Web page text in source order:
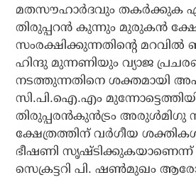
മതസൗഹാർദവും തകർക്കുക
തിരുപ്പറൻ കുന്നും മുരുകൻ
സംരക്ഷിക്കുന്നതിൻ്റെ മറവിൽ
ഹിന്ദു മുന്നണിയും വ്യാജ
നടത്തുന്നതിനെ ശക്തമായി
സി.പി.ഐ.എം
തിരുപ്പരൻകുൻട്രം അരുൾമിഗു
ക്ഷേത്രത്തിന് വർഗീയ
ഭീഷണി സൃഷ്ടിക്കുകയാണെന്ന്
സെക്രട്ടറി പി. ഷൺമുഖം